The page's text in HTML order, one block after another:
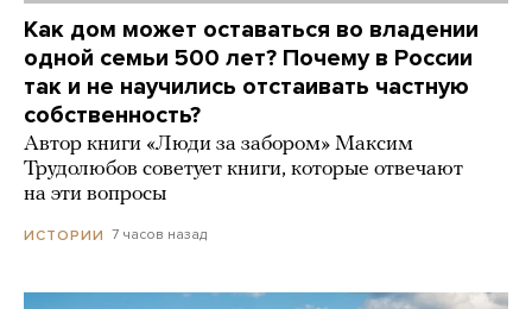
Как дом может оставаться во владении
одной семьи 500 лет? Почему в России
так и не научились отстаивать частную
собственность?
Автор книги «Люди за забором» Максим
Трудолюбов советует книги, которые отвечают
на эти вопросы
ИСТОРИИ 7 часов назад